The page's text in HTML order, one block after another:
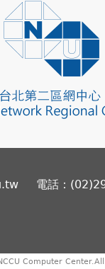
電話：
Computer